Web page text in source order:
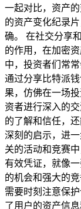
一起对比，资产
的资产变化纪录
确。 在社交分享
的作用，在加密
中，投资者们常
通过分享比特派
果，仿佛在一场
资者进行深入的
的了解和信任，
深刻的启示，进
关的活动和竞赛
有效凭证，就像
的机会和强大的
需要时刻注意保
了用户的资产信